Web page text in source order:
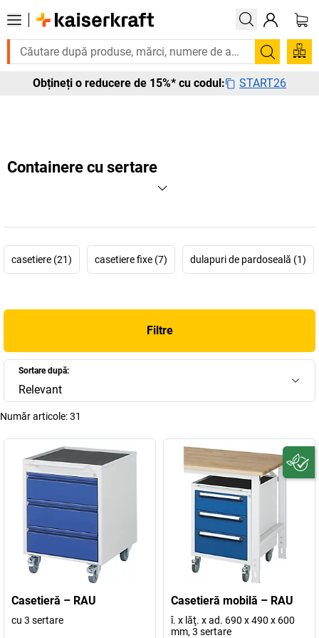
Multe produse sunt livrate în termen de o săptămână.
Căutare
Obțineți o reducere de 15%* cu codul: START26
Containere cu sertare
casetiere (21) casetiere fixe (7) dulapuri de pardoseală (1)
Filtre
Sortare după:
Relevant
Număr articole:31
Casetieră – RAU
cu 3 sertare
Casetieră mobilă – RAU
î. x lăţ. x ad. 690 x 490 x 600
mm, 3 sertare